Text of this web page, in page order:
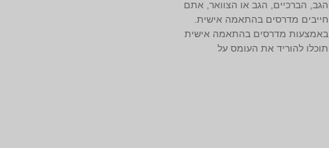
הגב, הברכיים, הגב או הצוואר, אתם
חייבים מדרסים בהתאמה אישית.
באמצעות מדרסים בהתאמה אישית
תוכלו להוריד את העומס על